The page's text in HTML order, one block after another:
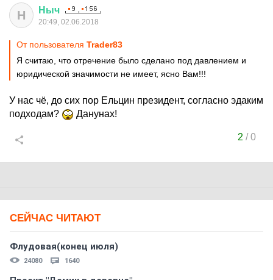
Н Ныч
20:49, 02.06.2018
От пользователя Trader83
Я считаю, что отречение было сделано под давлением и
юридической значимости не имеет, ясно Вам!!!
У нас чё, до сих пор Ельцин президент, согласно эдаким
подходам?
Данунах!
2 /0
СЕЙЧАС ЧИТАЮТ
Флудовая(конец июля)
24080 1640